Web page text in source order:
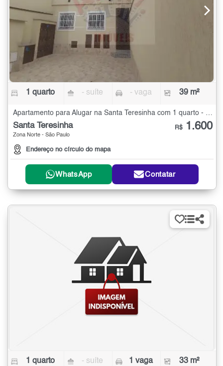
1 quarto - suíte - vaga 39 m²
Apartamento para Alugar na Santa Teresinha com 1 quarto - 39 m²
Santa Teresinha
Zona Norte - São Paulo
Endereço no círculo do mapa
R$ 1.600
WhatsApp Contatar
1 quarto - suíte 1 vaga 33 m²